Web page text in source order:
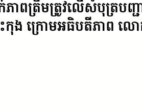
ក់ភាពត្រឹមត្រូវលើសំបុត្រ
ង ក្រោមអធិបតីភាព ល